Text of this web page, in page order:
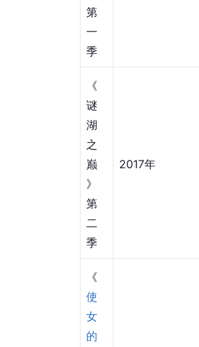
第
一
季
《
谜
湖
之
巅
》
第
二
季
2017年
《
使
女
的